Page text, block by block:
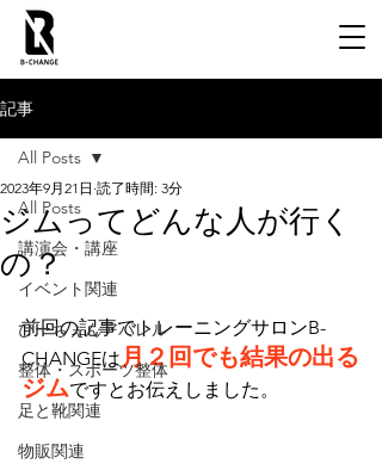
記事
All Posts
講演会・講座
イベント関連
びーちぇんアパレル
整体・スポーツ整体
足と靴関連
物販関連
All Posts
ジムってどんな人が行く
の？
2023年9月21日 読了時間: 3分
前回の記事でトレーニングサロンB-
CHANGEは月２回でも結果の出る
ジムですとお伝えしました。